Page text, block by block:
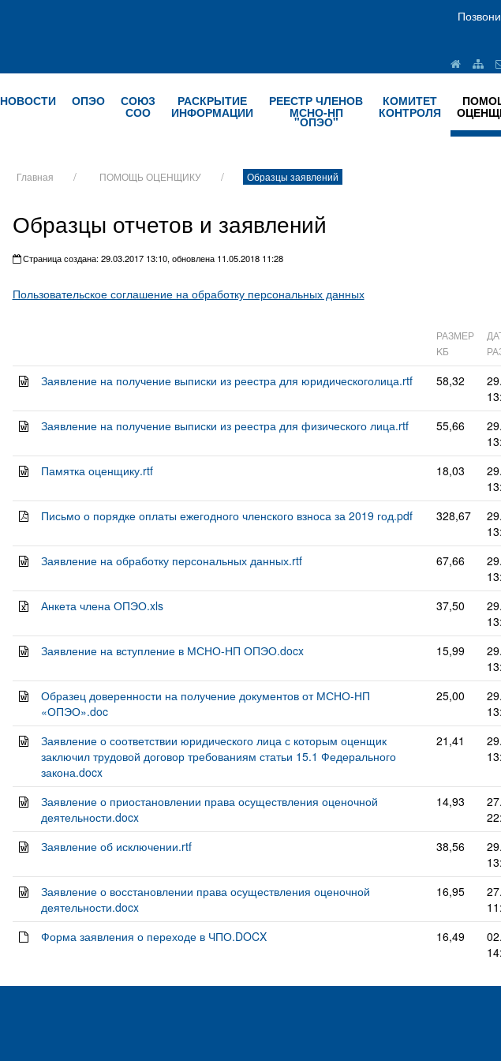
+7
НОВОСТИ ОПЭО СОЮЗ
СОО
РАСКРЫТИЕ
ИНФОРМАЦИИ
РЕЕСТР ЧЛЕНОВ
МСНО-НП
"ОПЭО"
КОМИТЕТ
КОНТРОЛЯ
Главная ПОМОЩЬ ОЦЕНЩИКУ Образцы заявлений
Образцы отчетов и заявлений
Страница создана: 29.03.2017 13:10, обновлена 11.05.2018 11:28
Пользовательское соглашение на обработку персональных данных
РАЗМЕР
KБ
Заявление на получение выписки из реестра для юридическоголица.rtf 58,32
Заявление на получение выписки из реестра для физического лица.rtf
55,66
Памятка оценщику.rtf
18,03
Письмо о порядке оплаты ежегодного членского взноса за 2019 год.pdf
328,67
Заявление на обработку персональных данных.rtf
67,66
Анкета члена ОПЭО.xls
37,50
Заявление на вступление в МСНО-НП ОПЭО.docx
15,99
Образец доверенности на получение документов от МСНО-НП
«ОПЭО».doc
25,00
Заявление о соответствии юридического лица с которым оценщик
заключил трудовой договор требованиям статьи 15.1 Федерального
закона.docx
21,41
Заявление о приостановлении права осуществления оценочной
деятельности.docx
14,93
Заявление об исключении.rtf
38,56
Заявление о восстановлении права осуществления оценочной
деятельности.docx
16,95
Форма заявления о переходе в ЧПО.DOCX
16,49